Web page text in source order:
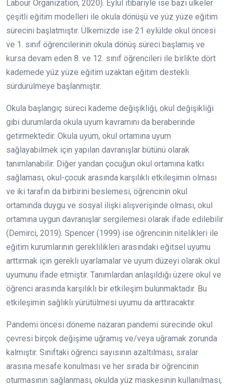
Labour Organization, 2020). Eylül itibariyle ise bazı ülkeler
çeşitli eğitim modelleri ile okula dönüşü ve yüz yüze eğitim
sürecini başlatmıştır. Ülkemizde ise 21 eylülde okul öncesi
ve 1. sınıf öğrencilerinin okula dönüş süreci başlamış ve
kursa devam eden 8. ve 12. sınıf öğrencileri ile birlikte dört
kademede yüz yüze eğitim uzaktan eğitim destekli
sürdürülmeye başlanmıştır.
Okula başlangıç süreci kademe değişikliği, okul değişikliği
gibi durumlarda okula uyum kavramını da beraberinde
getirmektedir. Okula uyum, okul ortamına uyum
sağlayabilmek için yapılan davranışlar bütünü olarak
tanımlanabilir. Diğer yandan çocuğun okul ortamına katkı
sağlaması, okul-çocuk arasında karşılıklı etkileşimin olması
ve iki tarafın da birbirini beslemesi, öğrencinin okul
ortamında duygu ve sosyal ilişki alışverişinde olması, okul
ortamına uygun davranışlar sergilemesi olarak ifade edilebilir
(Demirci, 2019). Spencer (1999) ise öğrencinin nitelikleri ile
eğitim kurumlarının gereklilikleri arasındaki eğitsel uyumu
arttırmak için gerekli uyarlamalar ve uyum düzeyi olarak okul
uyumunu ifade etmiştir. Tanımlardan anlaşıldığı üzere okul ve
öğrenci arasında karşılıklı bir etkileşim bulunmaktadır. Bu
etkileşimin sağlıklı yürütülmesi uyumu da arttıracaktır.
Pandemi öncesi döneme nazaran pandemi sürecinde okul
çevresi birçok değişime uğramış ve/veya uğramak zorunda
kalmıştır. Sınıftaki öğrenci sayısının azaltılması, sıralar
arasına mesafe konulması ve her sırada bir öğrencinin
oturmasının sağlanması, okulda yüz maskesinin kullanılması,